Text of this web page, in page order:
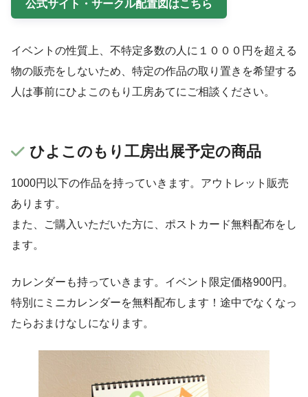
公式サイト・サークル配置図はこちら
イベントの性質上、不特定多数の人に１０００円を超える
物の販売をしないため、特定の作品の取り置きを希望する
人は事前にひよこのもり工房あてにご相談ください。
ひよこのもり工房出展予定の商品
1000円以下の作品を持っていきます。アウトレット販売
あります。
また、ご購入いただいた方に、ポストカード無料配布をし
ます。
カレンダーも持っていきます。イベント限定価格900円。
特別にミニカレンダーを無料配布します！途中でなくなっ
たらおまけなしになります。